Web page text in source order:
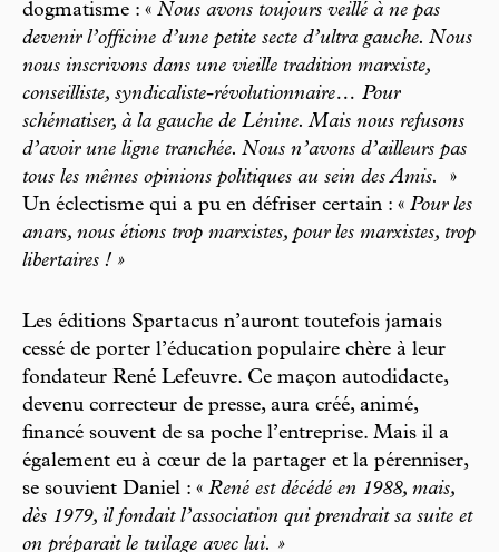
dogmatisme : « Nous avons toujours veillé à ne pas
devenir l’officine d’une petite secte d’ultra gauche. Nous
nous inscrivons dans une vieille tradition marxiste,
conseilliste, syndicaliste-révolutionnaire… Pour
schématiser, à la gauche de Lénine. Mais nous refusons
d’avoir une ligne tranchée. Nous n’avons d’ailleurs pas
tous les mêmes opinions politiques au sein des Amis.
»
Un éclectisme qui a pu en défriser certain : « Pour les
anars, nous étions trop marxistes, pour les marxistes, trop
libertaires ! »
Les éditions Spartacus n’auront toutefois jamais
cessé de porter l’éducation populaire chère à leur
fondateur René Lefeuvre. Ce maçon autodidacte,
devenu correcteur de presse, aura créé, animé,
financé souvent de sa poche l’entreprise. Mais il a
également eu à cœur de la partager et la pérenniser,
se souvient Daniel : « René est décédé en 1988, mais,
dès 1979, il fondait l’association qui prendrait sa suite et
on préparait le tuilage avec lui. »